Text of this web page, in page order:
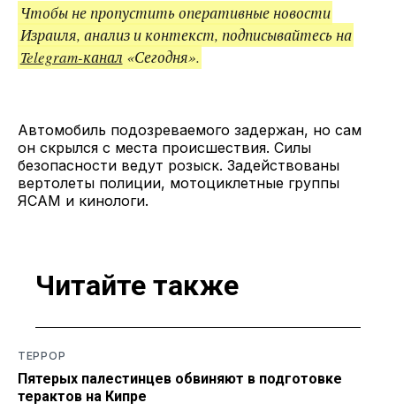
Чтобы не пропустить оперативные новости
Израиля, анализ и контекст, подписывайтесь на
Telegram-канал «Сегодня».
Автомобиль подозреваемого задержан, но сам
он скрылся с места происшествия. Силы
безопасности ведут розыск. Задействованы
вертолеты полиции, мотоциклетные группы
ЯСАМ и кинологи.
Читайте также
ТЕРРОР
Пятерых палестинцев обвиняют в подготовке
терактов на Кипре